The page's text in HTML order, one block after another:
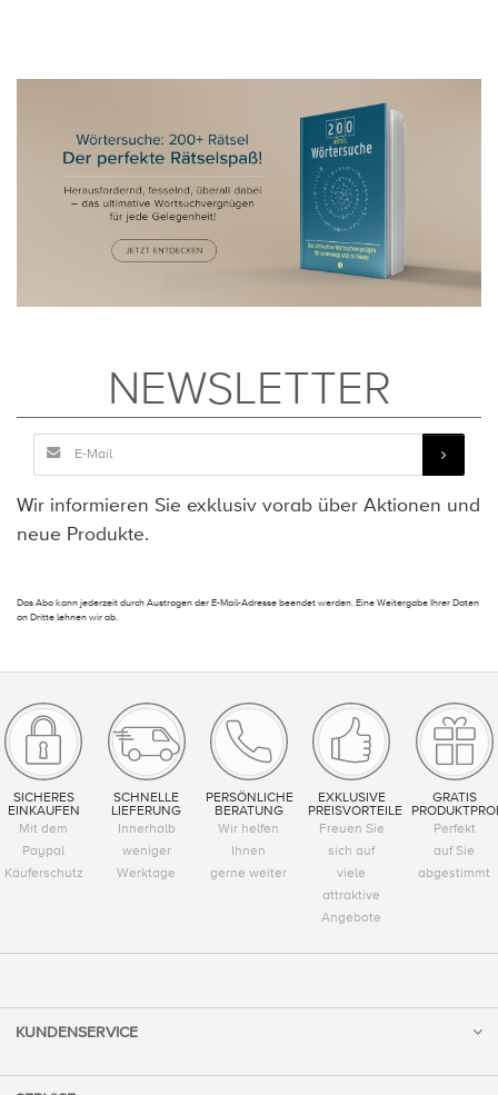
NEWSLETTER
Wir informieren Sie exklusiv vorab über Aktionen und
neue Produkte.
Das Abo kann jederzeit durch Austragen der E-Mail-Adresse beendet werden. Eine Weitergabe Ihrer Daten
an Dritte lehnen wir ab.
SICHERES
EINKAUFEN
Mit dem
Paypal
Käuferschutz
SCHNELLE
LIEFERUNG
Innerhalb
weniger
Werktage
PERSÖNLICHE
BERATUNG
Wir helfen
Ihnen
gerne weiter
EXKLUSIVE
PREISVORTEILE
Freuen Sie
sich auf
viele
attraktive
Angebote
GRATIS
Perfekt
auf Sie
abgestimmt
KUNDENSERVICE